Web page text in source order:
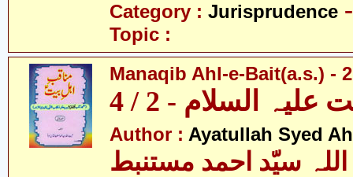
Category : Jurisprudence
Topic :
Manaqib Ahl-e-Bait(a.s.) -
السلام - 2 / 4
Author : Ayatullah Syed
سیّد احمد مستنبط